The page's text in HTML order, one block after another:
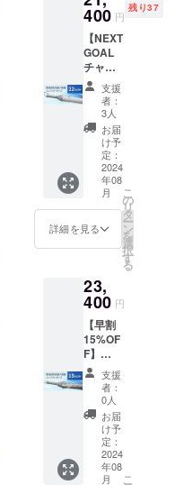
ご愛用
者の方
にはお
なじみ
の「カ
テール
ピッコ
ロ」と
同じサ
イズと
なりま
す。 ※
こちら
の商品
一破損
した時
に対応
してお
りま
す。 修
理の際
の商品
の発送
費用は
ご負担
をお願
いいた
しま
す。 ※
ご注文
傘 重
さ：約
370ｇ
中棒：
φ10ｍ
ｍアル
ミパイ
プ製／
実行直
径：約
84ｃｍ
親受
骨：
φ3.5ｍ
47cm(F
RP製)8
さ 約62
ｃｍ ハ
ンドル
ABS樹
脂
バイヤ
ス部：
ポリエ
ステル
100％
ラー：
シル
バー ※
（コン
パクト
タイ
プ）」
白×ブ
ルーを1
本お送
りしま
す。
［一般
販売予
定価格
27,500
円の
22%OF
F］ 生
開き長
傘 重
さ：約
383ｇ
中棒：
φ10ｍ
ｍアル
ミパイ
プ製／
実行直
径：約
84ｃｍ
親受
骨：
ク 【ネ
クスト
ゴール
1000万
円目標
達成に
向けて
新たに
追加い
たしま
た！】
熱を宇
宙に逃
がす日
傘
「SPAC
（コン
パクト
タイ
プ）」
白×ピン
クを1本
お送り
しま
す。
［一般
販売予
定価格
27,500
円の
400 円
残り37
【NEXT
GOAL
チャレ
ンジ割
22%OF
21,400
円（税
込、送
料込）
「SPAC
ECOOL
日傘
（コン
パクト
タイ
白×グ
レー
【ネク
スト
ゴール
1000万
円目標
達成に
向けて
新たに
追加い
たしま
た！】
支援
者：
3人
お届
け予
定：
2024
年08
月
詳細を見る
こ
の
リ
タ
ー
ン
を
選
択
す
る
23,
400 円
【早割
15%OF
F】
23,400
円（税
込、送
料込）
「SPAC
ECOOL
日傘
（コン
支援
者：
0人
お届
け予
定：
2024
年08
月
こ